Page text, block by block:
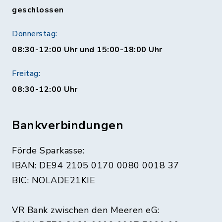
geschlossen
Donnerstag:
08:30-12:00 Uhr und 15:00-18:00 Uhr
Freitag:
08:30-12:00 Uhr
Bankverbindungen
Förde Sparkasse:
IBAN: DE94 2105 0170 0080 0018 37
BIC: NOLADE21KIE
VR Bank zwischen den Meeren eG: